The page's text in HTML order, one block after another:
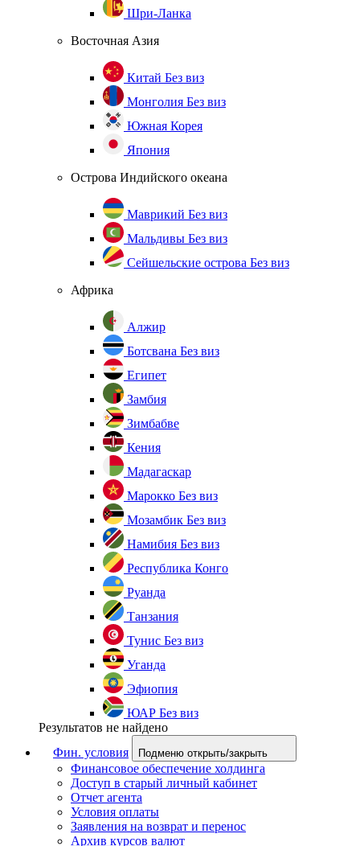
Шри-Ланка
Восточная Азия
Китай Без виз
Монголия Без виз
Южная Корея
Япония
Острова Индийского океана
Маврикий Без виз
Мальдивы Без виз
Сейшельские острова Без виз
Африка
Алжир
Ботсвана Без виз
Египет
Замбия
Зимбабве
Кения
Мадагаскар
Марокко Без виз
Мозамбик Без виз
Намибия Без виз
Республика Конго
Руанда
Танзания
Тунис Без виз
Уганда
Эфиопия
ЮАР Без виз
Результатов не найдено
Фин. условия
Подменю открыть/закрыть
Финансовое обеспечение холдинга
Доступ в старый личный кабинет
Отчет агента
Условия оплаты
Заявления на возврат и перенос
Архив курсов валют